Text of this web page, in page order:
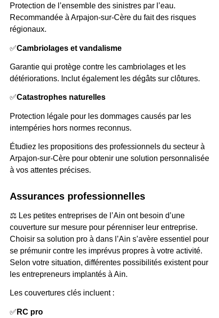
Protection de l’ensemble des sinistres par l’eau.
Recommandée à Arpajon-sur-Cère du fait des risques
régionaux.
✅Cambriolages et vandalisme
Garantie qui protège contre les cambriolages et les
détériorations. Inclut également les dégâts sur clôtures.
✅Catastrophes naturelles
Protection légale pour les dommages causés par les
intempéries hors normes reconnus.
Étudiez les propositions des professionnels du secteur à
Arpajon-sur-Cère pour obtenir une solution personnalisée
à vos attentes précises.
Assurances professionnelles
⚖️ Les petites entreprises de l’Ain ont besoin d’une
couverture sur mesure pour pérenniser leur entreprise.
Choisir sa solution pro à dans l’Ain s’avère essentiel pour
se prémunir contre les imprévus propres à votre activité.
Selon votre situation, différentes possibilités existent pour
les entrepreneurs implantés à Ain.
Les couvertures clés incluent :
✅ RC pro